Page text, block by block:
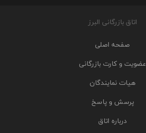
اتاق بازرگانی البرز
صفحه اصلی
عضویت و کارت بازرگانی
هیات نمایندگان
پرسش و پاسخ
درباره اتاق